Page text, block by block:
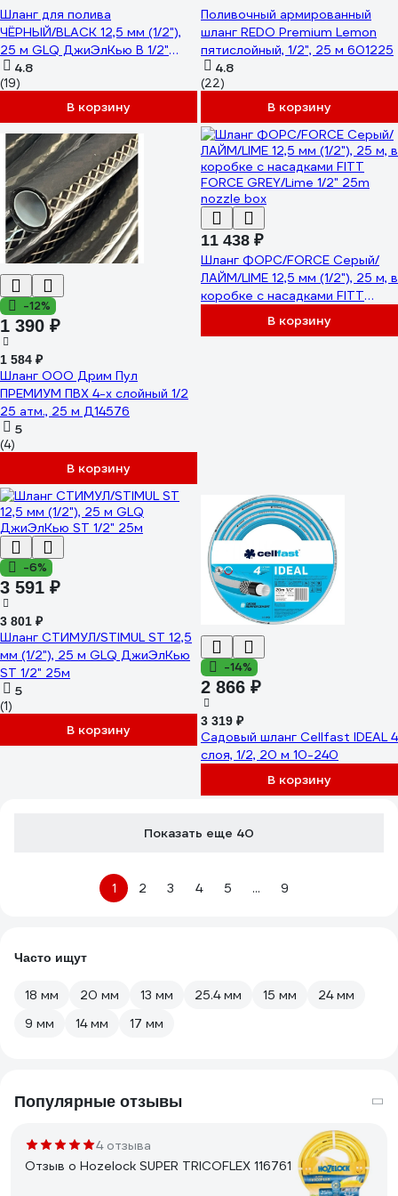
Шланг для полива
ЧЁРНЫЙ/BLACK 12,5 мм (1/2"),
25 м GLQ ДжиЭлКью B 1/2"
25m
4.8
(19)
В корзину
Поливочный армированный
шланг REDO Premium Lemon
пятислойный, 1/2", 25 м 601225
4.8
(22)
В корзину
-12%
1 390 ₽
1 584 ₽
Шланг ООО Дрим Пул
ПРЕМИУМ ПВХ 4-х слойный 1/2
25 атм., 25 м Д14576
5
(4)
В корзину
11 438 ₽
Шланг ФОРС/FORCE Серый/
ЛАЙМ/LIME 12,5 мм (1/2"), 25 м, в
коробке с насадками FITT
FORCE GREY/Lime 1/2" 25m
В корзину
-6%
3 591 ₽
3 801 ₽
Шланг СТИМУЛ/STIMUL ST 12,5
мм (1/2"), 25 м GLQ ДжиЭлКью
ST 1/2" 25м
5
(1)
В корзину
-14%
2 866 ₽
3 319 ₽
Садовый шланг Cellfast IDEAL 4
слоя, 1/2, 20 м 10-240
В корзину
Показать еще 40
1 2 3 4 5 ... 9
Часто ищут
18 мм 20 мм 13 мм 25.4 мм 15 мм
24 мм
9 мм
14 мм 17 мм
Популярные отзывы
4 отзыва
Отзыв о Hozelock SUPER TRICOFLEX 116761